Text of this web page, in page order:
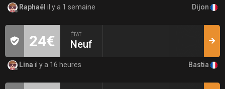
Raphaël il y a 1 semaine Dijon
24€ ÉTAT
Neuf
Lina il y a 16 heures Bastia